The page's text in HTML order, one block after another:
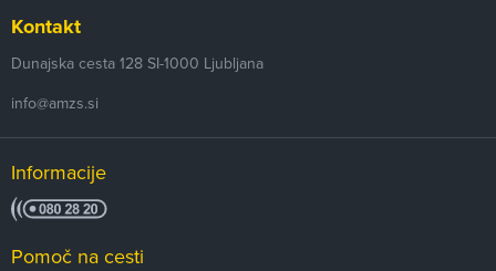
Kontakt
Dunajska cesta 128 SI-1000 Ljubljana
info@amzs.si
Informacije
Pomoč na cesti